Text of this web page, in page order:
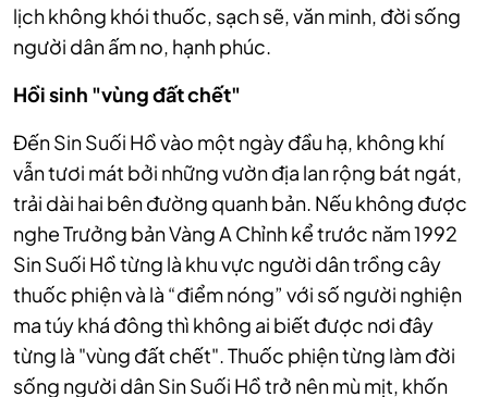
lịch không khói thuốc, sạch sẽ, văn minh, đời sống
người dân ấm no, hạnh phúc.
Hồi sinh "vùng đất chết"
Đến Sin Suối Hồ vào một ngày đầu hạ, không khí
vẫn tươi mát bởi những vườn địa lan rộng bát ngát,
trải dài hai bên đường quanh bản. Nếu không được
nghe Trưởng bản Vàng A Chỉnh kể trước năm 1992
Sin Suối Hồ từng là khu vực người dân trồng cây
thuốc phiện và là “điểm nóng” với số người nghiện
ma túy khá đông thì không ai biết được nơi đây
từng là "vùng đất chết". Thuốc phiện từng làm đời
sống người dân Sin Suối Hồ trở nên mù mịt, khốn